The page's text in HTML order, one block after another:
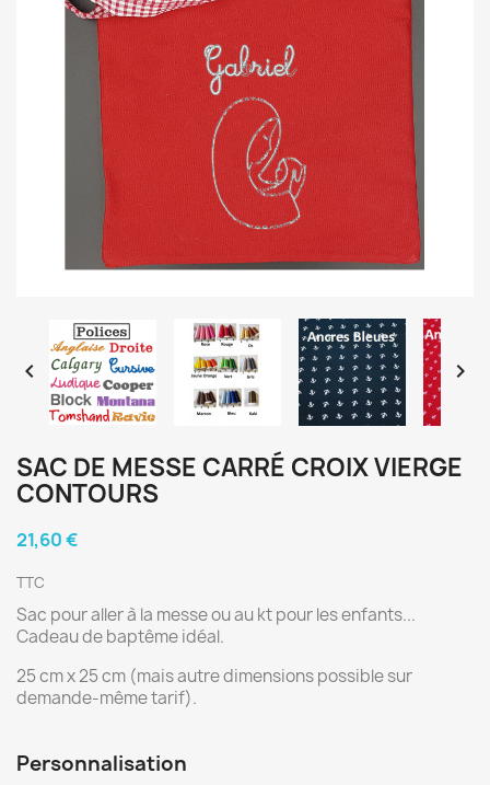
 
SAC DE MESSE CARRÉ CROIX VIERGE
CONTOURS
21,60 €
TTC
Sac pour aller à la messe ou au kt pour les enfants...
Cadeau de baptême idéal.
25 cm x 25 cm (mais autre dimensions possible sur
demande-même tarif).
Personnalisation